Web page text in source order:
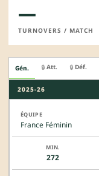
—
TURNOVERS / MATCH
Gén. 🔒 Att. 🔒 Déf.
2025-26
France Féminin
272